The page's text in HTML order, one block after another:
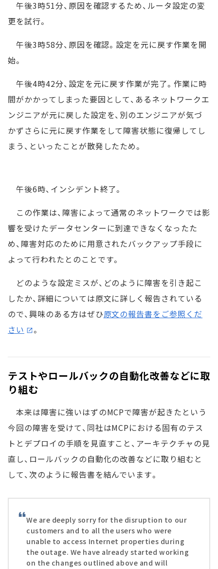
午後3時51分、原因を確認するため、ルータ設定の変
更を試行。
午後3時58分、原因を確認。設定を元に戻す作業を開
始。
午後4時42分、設定を元に戻す作業が完了。作業に時
間がかかってしまった要因として、あるネットワークエ
ンジニアが元に戻した設定を、別のエンジニアが気づ
かずさらに元に戻す作業をして障害状態に復帰してし
まう、といったことが散発したため。
午後6時、インシデント終了。
この作業は、障害によって通常のネットワークでは影
響を受けたデータセンターに到達できなくなったた
め、障害対応のために用意されたバックアップ手段に
よって行われたとのことです。
どのような設定ミスが、どのように障害を引き起こ
したか、詳細については原文に詳しく報告されている
ので、興味のある方はぜひ原文の報告書をご参照くだ
さい
。
テストやロールバックの自動化改善などに取
り組む
本来は障害に強いはずのMCPで障害が起きたという
今回の障害を受けて、同社はMCPにおける固有のテス
トとデプロイの手順を見直すこと、アーキテクチャの見
直し、ロールバックの自動化の改善などに取り組むと
して、次のように報告書を結んでいます。
We are deeply sorry for the disruption to our
customers and to all the users who were
unable to access Internet properties during
the outage. We have already started working
on the changes outlined above and will